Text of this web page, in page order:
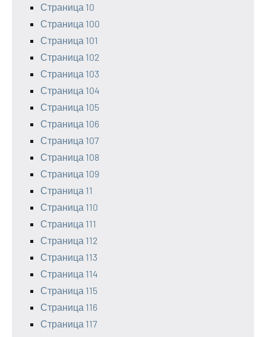
Страница 10
Страница 100
Страница 101
Страница 102
Страница 103
Страница 104
Страница 105
Страница 106
Страница 107
Страница 108
Страница 109
Страница 11
Страница 110
Страница 111
Страница 112
Страница 113
Страница 114
Страница 115
Страница 116
Страница 117